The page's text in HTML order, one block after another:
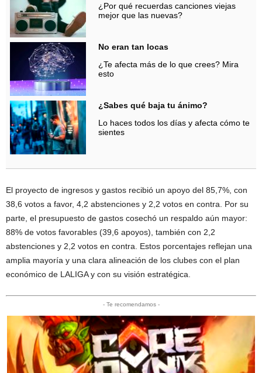
¿Por qué recuerdas canciones viejas
mejor que las nuevas?
No eran tan locas
¿Te afecta más de lo que crees? Mira
esto
¿Sabes qué baja tu ánimo?
Lo haces todos los días y afecta cómo te
sientes
El proyecto de ingresos y gastos recibió un apoyo del 85,7%, con
38,6 votos a favor, 4,2 abstenciones y 2,2 votos en contra. Por su
parte, el presupuesto de gastos cosechó un respaldo aún mayor:
88% de votos favorables (39,6 apoyos), también con 2,2
abstenciones y 2,2 votos en contra. Estos porcentajes reflejan una
amplia mayoría y una clara alineación de los clubes con el plan
económico de LALIGA y con su visión estratégica.
- Te recomendamos -